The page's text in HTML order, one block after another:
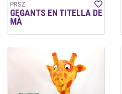
PRSZ
GEGANTS EN TITELLA DE
MÀ